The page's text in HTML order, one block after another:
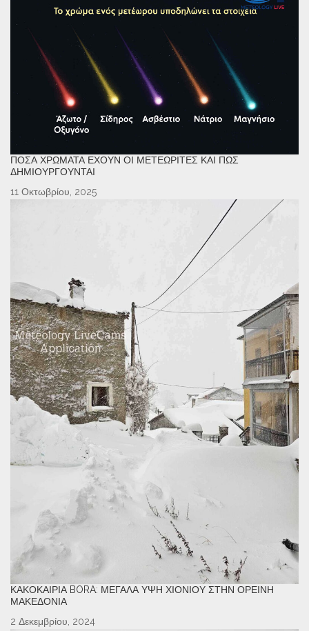
ΠΌΣΑ ΧΡΏΜΑΤΑ ΈΧΟΥΝ ΟΙ ΜΕΤΕΩΡΊΤΕΣ ΚΑΙ ΠΏΣ
ΔΗΜΙΟΥΡΓΟΎΝΤΑΙ
11 Οκτωβρίου, 2025
ΚΑΚΟΚΑΙΡΊΑ BORA: ΜΕΓΆΛΑ ΎΨΗ ΧΙΟΝΙΟΎ ΣΤΗΝ ΟΡΕΙΝΉ
ΜΑΚΕΔΟΝΊΑ
2 Δεκεμβρίου, 2024